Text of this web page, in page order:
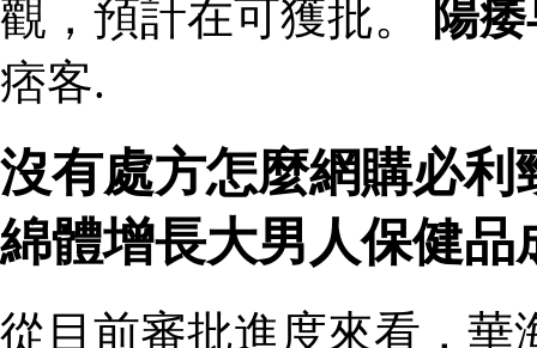
觀，預計在可獲批。
陽
痞客.
沒有處方怎麼網購必
綿體增長大男人保健品
從目前審批進度來看，華